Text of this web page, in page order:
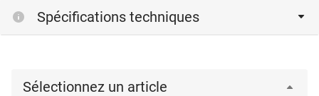
Spécifications techniques
Sélectionnez un article